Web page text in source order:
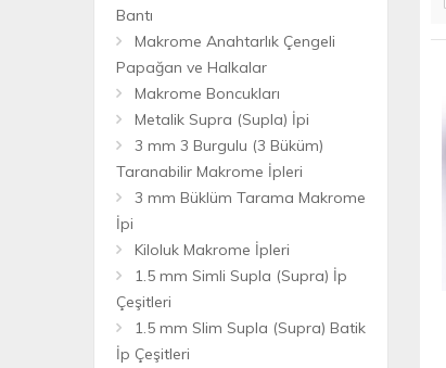
Bantı
Makrome Anahtarlık Çengeli
Papağan ve Halkalar
Makrome Boncukları
Metalik Supra (Supla) İpi
3 mm 3 Burgulu (3 Büküm)
Taranabilir Makrome İpleri
3 mm Büklüm Tarama Makrome
İpi
Kiloluk Makrome İpleri
1.5 mm Simli Supla (Supra) İp
Çeşitleri
1.5 mm Slim Supla (Supra) Batik
İp Çeşitleri